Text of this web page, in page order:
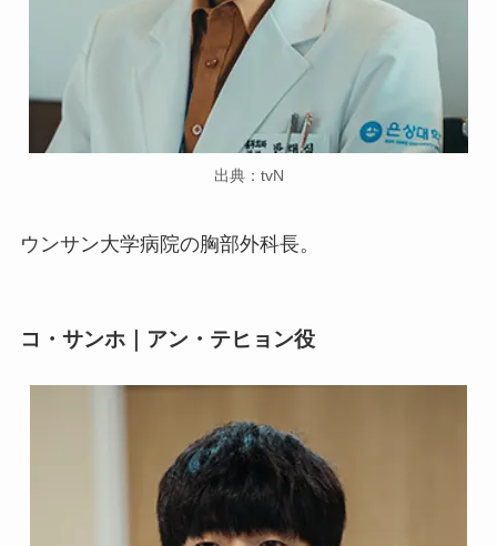
出典：tvN
ウンサン大学病院の胸部外科長。
コ・サンホ｜アン・テヒョン役